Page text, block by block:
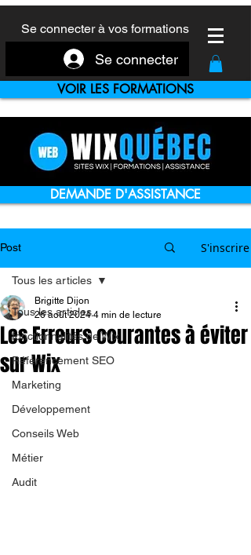
Se connecter à vos formations
Se connecter
VOIR LES FORMATIONS
DEMANDE D'ASSISTANCE
Post S'inscrire
Tous les articles
fonctionnalités de Wix
Référencement SEO
Marketing
Développement
Conseils Web
Métier
Audit
Tous les articles
Les Erreurs courantes à éviter
sur Wix
Brigitte Dijon
26 août 2024 4 min de lecture